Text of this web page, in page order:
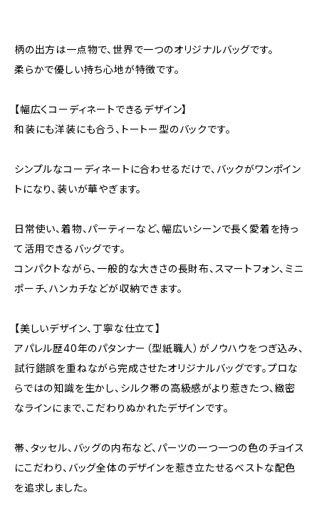
柄の出方は一点物で、世界で一つのオリジナルバッグです。
柔らかで優しい持ち心地が特徴です。
【幅広くコーディネートできるデザイン】
和装にも洋装にも合う、トートー型のバックです。
シンプルなコーディネートに合わせるだけで、バックがワンポイン
トになり、装いが華やぎます。
日常使い、着物、パーティーなど、幅広いシーンで長く愛着を持っ
て活用できるバッグです。
コンパクトながら、一般的な大きさの長財布、スマートフォン、ミニ
ポーチ、ハンカチなどが収納できます。
【美しいデザイン、丁寧な仕立て】
アパレル歴40年のパタンナー（型紙職人）がノウハウをつぎ込み、
試行錯誤を重ねながら完成させたオリジナルバッグです。プロな
らではの知識を生かし、シルク帯の高級感がより惹きたつ、緻密
なラインにまで、こだわりぬかれたデザインです。
帯、タッセル、バッグの内布など、パーツの一つ一つの色のチョイス
にこだわり、バッグ全体のデザインを惹き立たせるベストな配色
を追求しました。